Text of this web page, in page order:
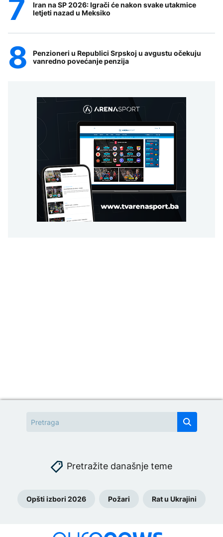
Iran na SP 2026: Igrači će nakon svake utakmice
letjeti nazad u Meksiko
Penzioneri u Republici Srpskoj u avgustu očekuju
vanredno povećanje penzija
Pretražite današnje teme
Opšti izbori 2026 Požari Rat u Ukrajini